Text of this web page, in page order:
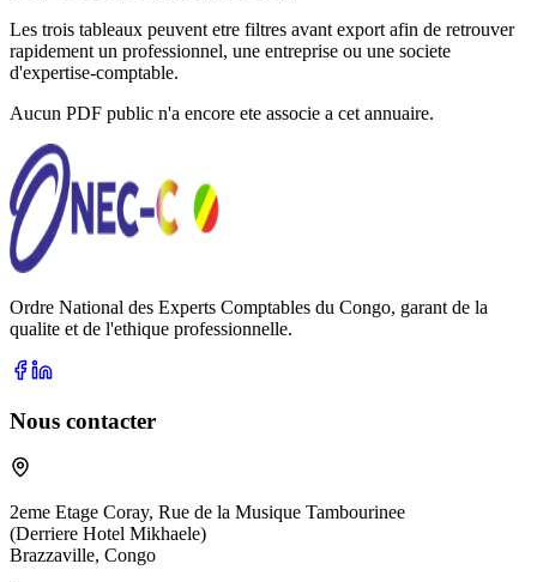
Les trois tableaux peuvent etre filtres avant export afin de retrouver
rapidement un professionnel, une entreprise ou une societe
d'expertise-comptable.
Aucun PDF public n'a encore ete associe a cet annuaire.
Ordre National des Experts Comptables du Congo, garant de la
qualite et de l'ethique professionnelle.
Nous contacter
2eme Etage Coray, Rue de la Musique Tambourinee
(Derriere Hotel Mikhaele)
Brazzaville, Congo